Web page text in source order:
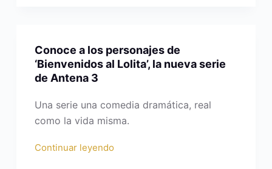
Conoce a los personajes de
‘Bienvenidos al Lolita’, la nueva serie
de Antena 3
Una serie una comedia dramática, real
como la vida misma.
Continuar leyendo